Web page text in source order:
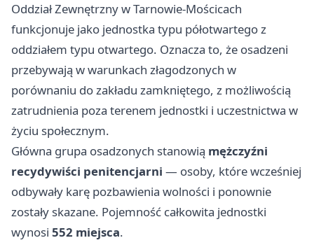
Oddział Zewnętrzny w Tarnowie-Mościcach
funkcjonuje jako jednostka typu półotwartego z
oddziałem typu otwartego. Oznacza to, że osadzeni
przebywają w warunkach złagodzonych w
porównaniu do zakładu zamkniętego, z możliwością
zatrudnienia poza terenem jednostki i uczestnictwa w
życiu społecznym.
Główna grupa osadzonych stanowią mężczyźni
recydywiści penitencjarni — osoby, które wcześniej
odbywały karę pozbawienia wolności i ponownie
zostały skazane. Pojemność całkowita jednostki
wynosi 552 miejsca.